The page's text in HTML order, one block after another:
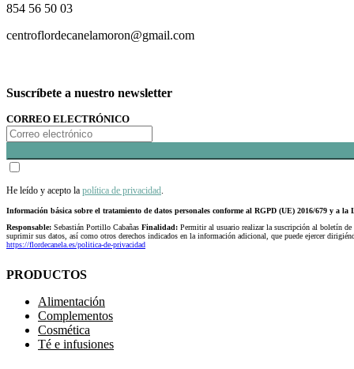
854 56 50 03
centroflordecanelamoron@gmail.com
Suscríbete a nuestro newsletter
CORREO ELECTRÓNICO
He leído y acepto la política de privacidad
Información básica sobre el tratamiento de datos personales conforme al RGPD (UE) 2016/679 y a la
Responsable: Sebastián Portillo Cabañas Finalidad: Permitir al usuario realizar la suscripción al boletín
suprimir sus datos, así como otros derechos indicados en la información adicional, que puede ejercer
https://flordecanela.es/politica-de-privacidad
PRODUCTOS
Alimentación
Complementos
Cosmética
Té e infusiones